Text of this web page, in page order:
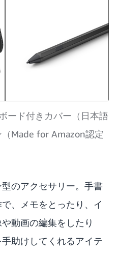
ード付きカバー（日本語
Made for Amazon認定
のアクセサリー。手書
、メモをとったり、イ
動画の編集をしたり
助けしてくれるアイテ